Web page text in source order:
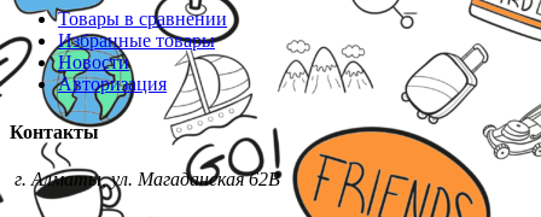
Товары в сравнении
Избранные товары
Новости
Авторизация
Контакты
г. Алматы, ул. Магаданская 62В